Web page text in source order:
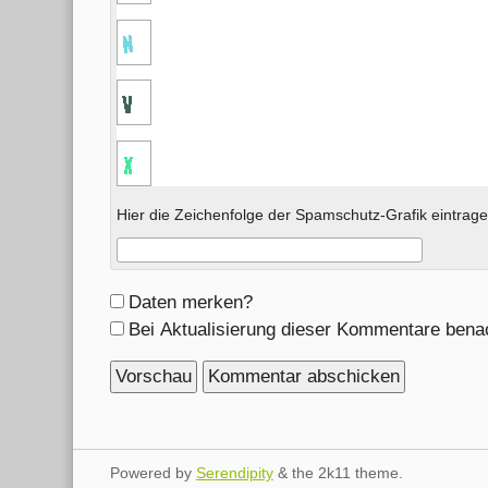
Hier die Zeichenfolge der Spamschutz-Grafik
Formular-
Optionen
Daten merken?
Bei Aktualisierung dieser Kommentare
Powered by Serendipity& the 2k11 theme.